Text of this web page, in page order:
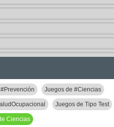
Juegos de #Ciencias
Juegos de Tipo Test
Ciencias